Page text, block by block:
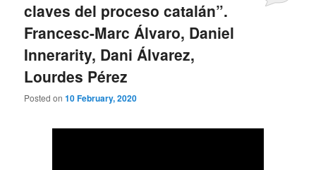
claves del proceso catalán”.
Francesc-Marc Álvaro, Daniel
Innerarity, Dani Álvarez,
Lourdes Pérez
Posted on10 February, 2020